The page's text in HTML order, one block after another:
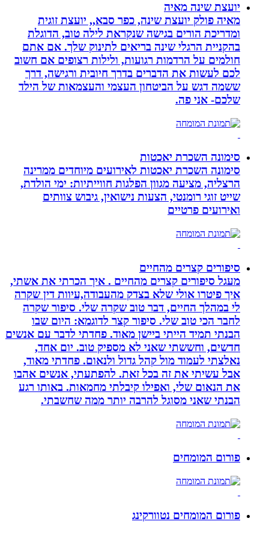
יועצת שינה מאיה
מאיה פולק יועצת שינה, כפר סבא,, יועצת זוגית
ומדריכת הורים בגישה שנקראת לילה טוב, הדוגלת
בהקניית הרגלי שינה בריאים לתינוק שלך. אם אתם
חולמים על הרדמות רגועות, ולילות רצופים אם חשוב
לכם לעשות את הדברים בדרך חיובית ורגישה, דרך
ששמה דגש על הביטחון העצמי והעצמאות של הילד
שלכם- אני פה.
סימונה השכרת יאכטות
סימונה השכרת יאכטות לאירועים מיוחדים ממרינה
הרצליה, מציעה מגוון הפלגות חווייתיות: ימי הולדת,
שייט זוגי רומנטי, הצעות נישואין, גיבוש צוותים
ואירועים פרטיים
סיפורים קצרים מהחיים
מעגל סיפורים קצרים מהחיים . איך הכרתי את אשתי,
איך פיטרו אולי שלא בצדק מהעבודה,עיוות דין שקרה
לי במהלך החיים, דבר טוב שקרה שלי. סיפור שקרה
לחבר הכי טוב שלי. סיפור קצר לדוגמא: היום שבו
הבנתי תמיד הייתי ביישן מאוד. פחדתי לדבר עם אנשים
חדשים, וחששתי שאני לא מספיק טוב. יום אחד,
נאלצתי לעמוד מול קהל גדול ולנאום. פחדתי מאוד,
אבל עשיתי את זה בכל זאת. להפתעתי, אנשים אהבו
את הנאום שלי, ואפילו קיבלתי מחמאות. באותו רגע
הבנתי שאני מסוגל להרבה יותר ממה שחשבתי.
פורום המומחים
פורום המומחים נטוורקינג